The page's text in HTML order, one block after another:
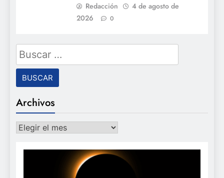
Redacción
4 de agosto de
2026
0
Buscar:
Archivos
Archivos